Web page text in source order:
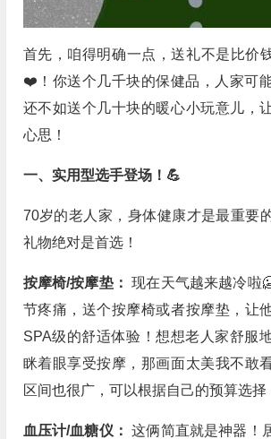
首先，咱得明确一点，送礼不是比价
❤️！你送个几千块的保健品，人家可
还不如送个几十块的暖心小玩意儿，
心思！
一、实用型选手登场！💪
70岁的老人家，身体健康才是最重要
礼物绝对是首选！
按摩椅/按摩垫：现在天气越来越冷啦
节疼痛，送个按摩椅或者按摩垫，让
SPA级的舒适体验！想想老人家舒服
眯着眼享受按摩，那画面太美我不敢
区间也很广，可以根据自己的预算选择
血压计/血糖仪：这俩简直就是神器！